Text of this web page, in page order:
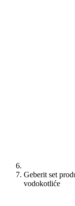
Geberit set
vodokotliće